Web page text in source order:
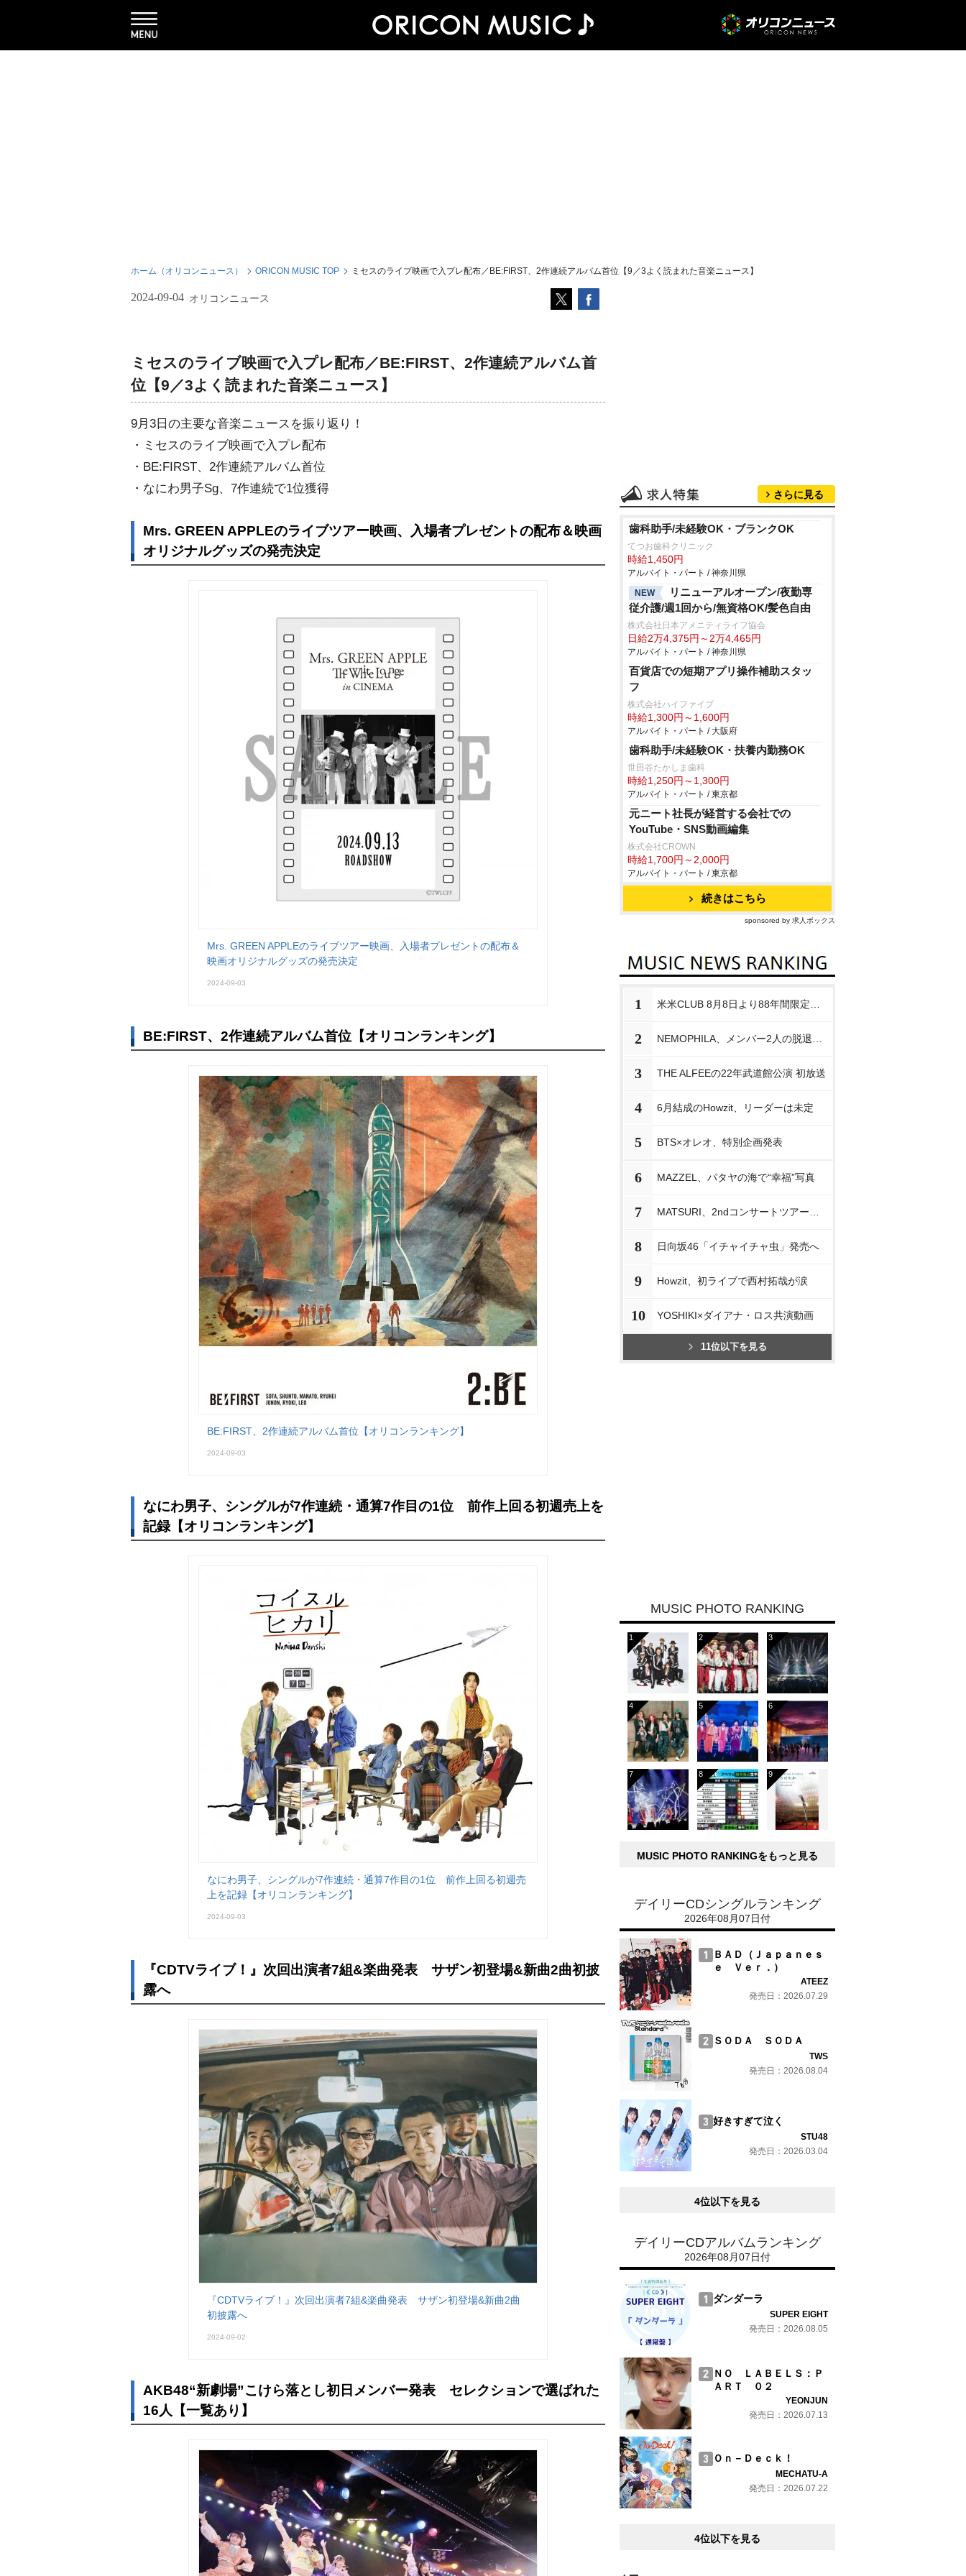
ホーム（オリコンニュース） ORICON MUSIC TOP ミセスのライブ映画で入プレ配布／BE:FIRST、2作連続アルバム首位【9／3よく読まれた音楽ニュース】
2024-09-04 オリコンニュース
ミセスのライブ映画で入プレ配布／BE:FIRST、2作連続アルバム首
位【9／3よく読まれた音楽ニュース】
9月3日の主要な音楽ニュースを振り返り！
・ミセスのライブ映画で入プレ配布
・BE:FIRST、2作連続アルバム首位
・なにわ男子Sg、7作連続で1位獲得
Mrs. GREEN APPLEのライブツアー映画、入場者プレゼントの配布＆映画
オリジナルグッズの発売決定
Mrs. GREEN APPLEのライブツアー映画、入場者プレゼントの配布＆
映画オリジナルグッズの発売決定
2024-09-03
BE:FIRST、2作連続アルバム首位【オリコンランキング】
BE:FIRST、2作連続アルバム首位【オリコンランキング】
2024-09-03
なにわ男子、シングルが7作連続・通算7作目の1位 前作上回る初週売上を
記録【オリコンランキング】
なにわ男子、シングルが7作連続・通算7作目の1位 前作上回る初週売
上を記録【オリコンランキング】
2024-09-03
『CDTVライブ！』次回出演者7組&楽曲発表 サザン初登場&新曲2曲初披
露へ
『CDTVライブ！』次回出演者7組&楽曲発表 サザン初登場&新曲2曲
初披露へ
2024-09-02
AKB48“新劇場”こけら落とし初日メンバー発表 セレクションで選ばれた
16人【一覧あり】
さらに見る
歯科助手/未経験OK・ブランクOK
てつお歯科クリニック
時給1,450円
アルバイト・パート / 神奈川県
NEW
リニューアルオープン/夜勤専
従介護/週1回から/無資格OK/髪色自由
株式会社日本アメニティライフ協会
日給2万4,375円～2万4,465円
アルバイト・パート / 神奈川県
百貨店での短期アプリ操作補助スタッ
フ
株式会社ハイファイブ
時給1,300円～1,600円
アルバイト・パート / 大阪府
歯科助手/未経験OK・扶養内勤務OK
世田谷たかしま歯科
時給1,250円～1,300円
アルバイト・パート / 東京都
元ニート社長が経営する会社での
YouTube・SNS動画編集
株式会社CROWN
時給1,700円～2,000円
アルバイト・パート / 東京都
続きはこちら
sponsored by 求人ボックス
1
2
3 THE ALFEEの22年武道館公演 初放送
4 6月結成のHowzit、リーダーは未定
5 BTS×オレオ、特別企画発表
6 MAZZEL、パタヤの海で“幸福”写真
7
8 日向坂46「イチャイチャ虫」発売へ
9 Howzit、初ライブで西村拓哉が涙
10 YOSHIKI×ダイアナ・ロス共演動画
11位以下を見る
MUSIC PHOTO RANKING
MUSIC PHOTO RANKINGをもっと見る
デイリーCDシングルランキング
2026年08月07日付
ＢＡＤ（Ｊａｐａｎｅｓ
ｅ Ｖｅｒ．）
ATEEZ
発売日：2026.07.29
ＳＯＤＡ ＳＯＤＡ
TWS
発売日：2026.08.04
好きすぎて泣く
STU48
発売日：2026.03.04
4位以下を見る
デイリーCDアルバムランキング
2026年08月07日付
ダンダーラ
SUPER EIGHT
発売日：2026.08.05
ＮＯ ＬＡＢＥＬＳ：Ｐ
ＡＲＴ ０２
YEONJUN
発売日：2026.07.13
Ｏｎ－Ｄｅｃｋ！
MECHATU-A
発売日：2026.07.22
4位以下を見る